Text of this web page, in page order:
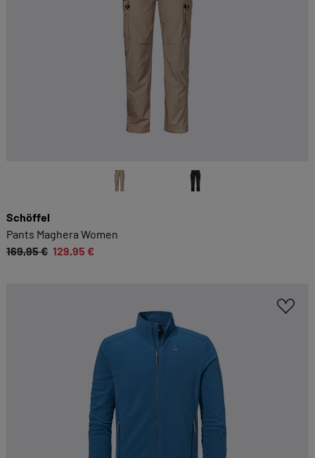
Schöffel
Pants Maghera Women
169,95 € 129,95 €